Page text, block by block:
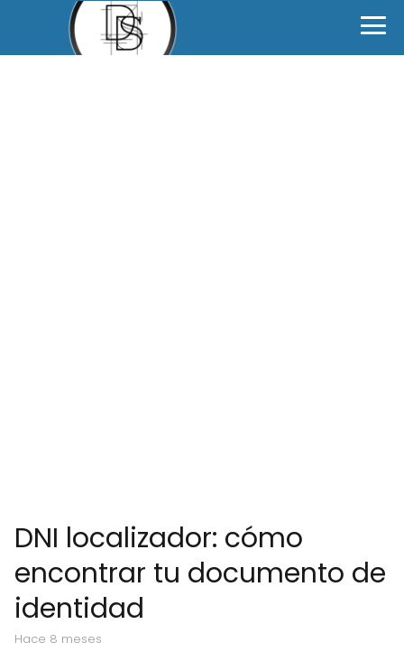
DNI localizador: cómo
encontrar tu documento de
identidad
hace 8 meses